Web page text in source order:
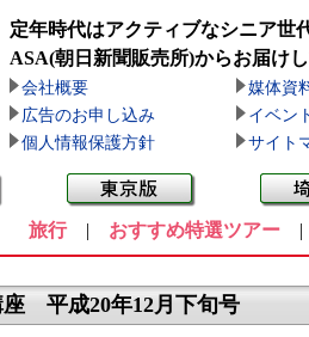
定年時代はアクティブなシニア世
ASA(朝日新聞販売所)からお届け
会社概要 媒体資
広告のお申し込み
イベン
個人情報保護方針
サイト
旅行| おすすめ特選ツアー
座 平成20年12月下旬号